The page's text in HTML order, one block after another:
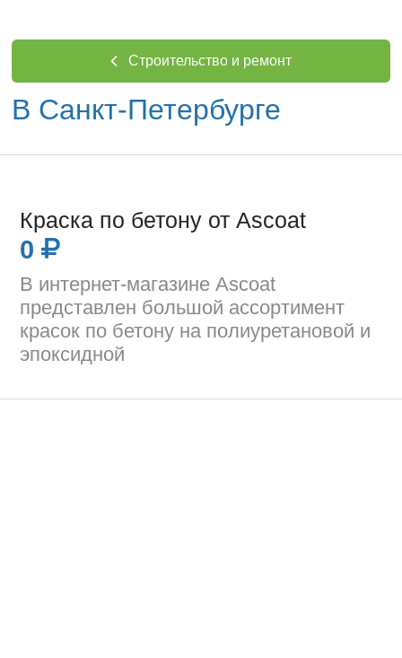
Строительство и ремонт
В Санкт-Петербурге
Краска по бетону от Ascoat
0
В интернет-магазине Ascoat
представлен большой ассортимент
красок по бетону на полиуретановой и
эпоксидной